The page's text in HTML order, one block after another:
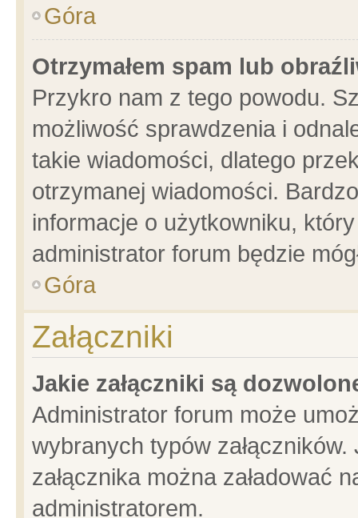
Góra
Otrzymałem spam lub
Przykro nam z tego powodu.
możliwość sprawdzenia i
takie wiadomości, dlatego
otrzymanej wiadomości.
informacje o użytkowniku,
administrator forum będzie
Góra
Załączniki
Jakie załączniki są
Administrator forum może
wybranych typów
załącznika można załadować
administratorem.